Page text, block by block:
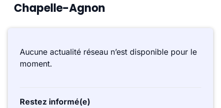
Chapelle-Agnon
Aucune actualité réseau n’est disponible pour le
moment.
Restez informé(e)